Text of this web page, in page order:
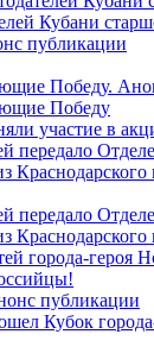
Кубани
публикации
Победу.
Победу
участие в
передало
передало
Краснодарского
города-героя
публикации
Кубок